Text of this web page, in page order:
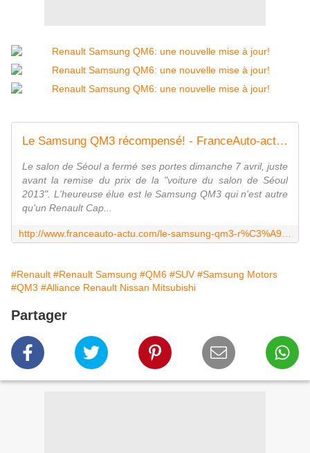
Le Samsung QM3 récompensé! - FranceAuto-actu - actualité automobile régionale et internationale
Le salon de Séoul a fermé ses portes dimanche 7 avril, juste
avant la remise du prix de la "voiture du salon de Séoul
2013". L'heureuse élue est le Samsung QM3 qui n'est autre
qu'un Renault Cap...
#Renault #Renault Samsung #QM6 #SUV #Samsung Motors
#QM3 #Alliance Renault Nissan Mitsubishi
Partager